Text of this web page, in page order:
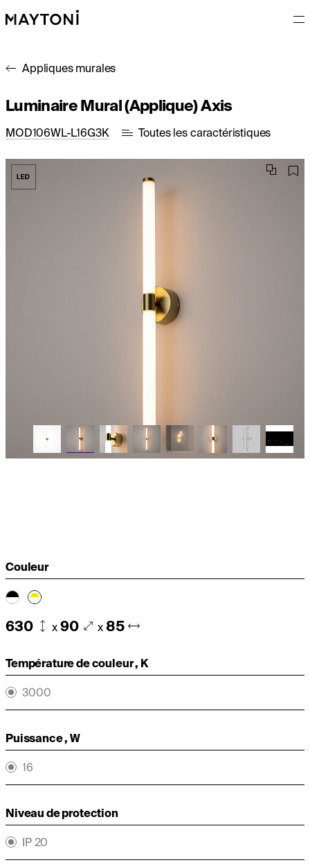
Appliques murales
Luminaire Mural (Applique) Axis
MOD106WL-L16G3K Toutes les caractéristiques
Couleur
630 x 90 x 85
Température de couleur , K
3000
Puissance , W
16
Niveau de protection
IP 20